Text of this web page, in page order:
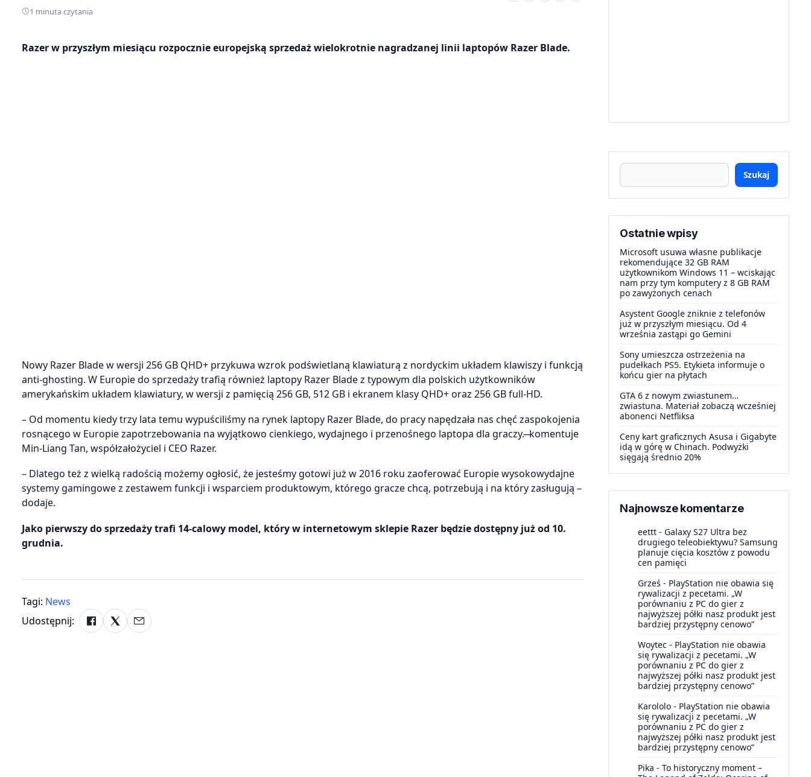
1 minuta czytania
Razer w przyszłym miesiącu rozpocznie europejską sprzedaż wielokrotnie nagradzanej linii laptopów Razer Blade.
Nowy Razer Blade w wersji 256 GB QHD+ przykuwa wzrok podświetlaną klawiaturą z nordyckim układem klawiszy i funkcją
anti-ghosting. W Europie do sprzedaży trafią również laptopy Razer Blade z typowym dla polskich użytkowników
amerykańskim układem klawiatury, w wersji z pamięcią 256 GB, 512 GB i ekranem klasy QHD+ oraz 256 GB full-HD.
– Od momentu kiedy trzy lata temu wypuściliśmy na rynek laptopy Razer Blade, do pracy napędzała nas chęć zaspokojenia
rosnącego w Europie zapotrzebowania na wyjątkowo cienkiego, wydajnego i przenośnego laptopa dla graczy. ̶ komentuje
Min-Liang Tan, współzałożyciel i CEO Razer.
– Dlatego też z wielką radością możemy ogłosić, że jesteśmy gotowi już w 2016 roku zaoferować Europie wysokowydajne
systemy gamingowe z zestawem funkcji i wsparciem produktowym, którego gracze chcą, potrzebują i na który zasługują –
dodaje.
Jako pierwszy do sprzedaży trafi 14-calowy model, który w internetowym sklepie Razer będzie dostępny już od 10.
grudnia.
Tagi: News
Udostępnij:
Szukaj
Ostatnie wpisy
Microsoft usuwa własne publikacje
rekomendujące 32 GB RAM
użytkownikom Windows 11 – wciskając
nam przy tym komputery z 8 GB RAM
po zawyżonych cenach
Asystent Google zniknie z telefonów
już w przyszłym miesiącu. Od 4
września zastąpi go Gemini
Sony umieszcza ostrzeżenia na
pudełkach PS5. Etykieta informuje o
końcu gier na płytach
GTA 6 z nowym zwiastunem…
zwiastuna. Materiał zobaczą wcześniej
abonenci Netfliksa
Ceny kart graficznych Asusa i Gigabyte
idą w górę w Chinach. Podwyżki
sięgają średnio 20%
Najnowsze komentarze
eettt - Galaxy S27 Ultra bez
drugiego teleobiektywu? Samsung
planuje cięcia kosztów z powodu
cen pamięci
Grześ - PlayStation nie obawia się
rywalizacji z pecetami. „W
porównaniu z PC do gier z
najwyższej półki nasz produkt jest
bardziej przystępny cenowo”
Woytec - PlayStation nie obawia
się rywalizacji z pecetami. „W
porównaniu z PC do gier z
najwyższej półki nasz produkt jest
bardziej przystępny cenowo”
Karololo - PlayStation nie obawia
się rywalizacji z pecetami. „W
porównaniu z PC do gier z
najwyższej półki nasz produkt jest
bardziej przystępny cenowo”
Pika - To historyczny moment –